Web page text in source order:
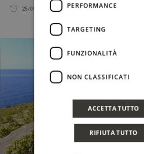
25/05/2020 REDAZIONE CONDIVIDI
PERFORMANCE
TARGETING
FUNZIONALITÀ
NON CLASSIFICATI
ACCETTA TUTTO
RIFIUTA TUTTO